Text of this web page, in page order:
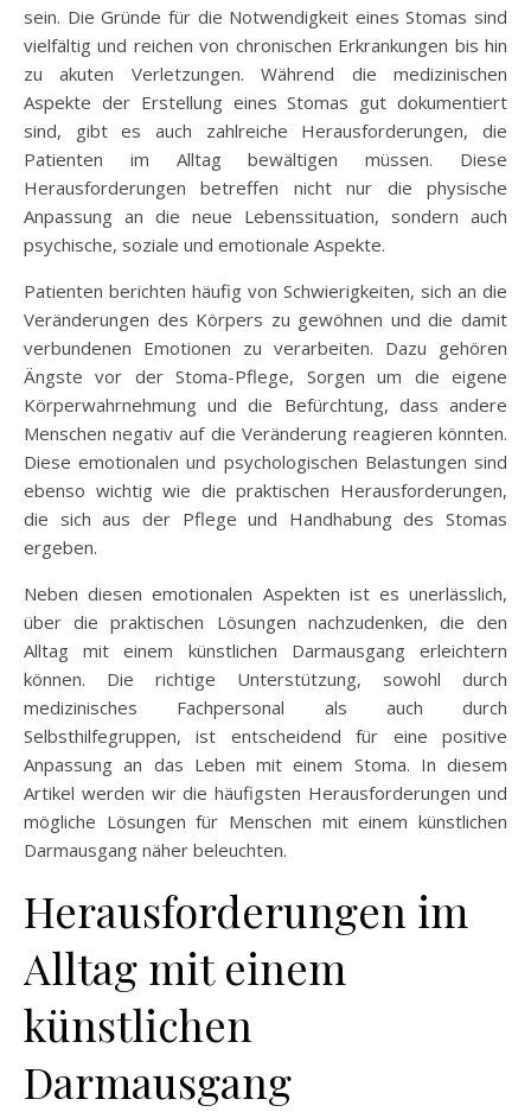
sein. Die Gründe für die Notwendigkeit eines Stomas sind
vielfältig und reichen von chronischen Erkrankungen bis hin
zu akuten Verletzungen. Während die medizinischen
Aspekte der Erstellung eines Stomas gut dokumentiert
sind, gibt es auch zahlreiche Herausforderungen, die
Patienten im Alltag bewältigen müssen. Diese
Herausforderungen betreffen nicht nur die physische
Anpassung an die neue Lebenssituation, sondern auch
psychische, soziale und emotionale Aspekte.
Patienten berichten häufig von Schwierigkeiten, sich an die
Veränderungen des Körpers zu gewöhnen und die damit
verbundenen Emotionen zu verarbeiten. Dazu gehören
Ängste vor der Stoma-Pflege, Sorgen um die eigene
Körperwahrnehmung und die Befürchtung, dass andere
Menschen negativ auf die Veränderung reagieren könnten.
Diese emotionalen und psychologischen Belastungen sind
ebenso wichtig wie die praktischen Herausforderungen,
die sich aus der Pflege und Handhabung des Stomas
ergeben.
Neben diesen emotionalen Aspekten ist es unerlässlich,
über die praktischen Lösungen nachzudenken, die den
Alltag mit einem künstlichen Darmausgang erleichtern
können. Die richtige Unterstützung, sowohl durch
medizinisches Fachpersonal als auch durch
Selbsthilfegruppen, ist entscheidend für eine positive
Anpassung an das Leben mit einem Stoma. In diesem
Artikel werden wir die häufigsten Herausforderungen und
mögliche Lösungen für Menschen mit einem künstlichen
Darmausgang näher beleuchten.
Herausforderungen im
Alltag mit einem
künstlichen
Darmausgang